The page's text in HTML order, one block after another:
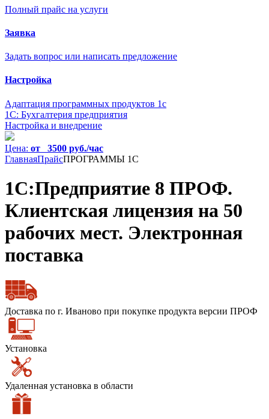
Полный прайс на услуги
Заявка
Задать вопрос или написать предложение
Настройка
Адаптация программных продуктов 1с
1С: Бухгалтерия предприятия
Настройка и внедрение
Цена: от 3500 руб./час
ГлавнаяПрайсПРОГРАММЫ 1С
1С:Предприятие 8 ПРОФ.
Клиентская лицензия на 50
рабочих мест. Электронная
поставка
Доставка по г. Иваново при покупке продукта версии ПРОФ
Установка
Удаленная установка в области